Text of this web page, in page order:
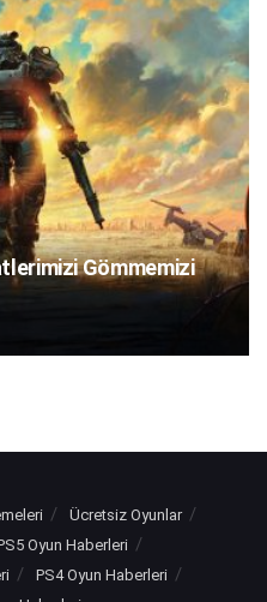
Gömmemizi
Ücretsiz Oyunlar
Oyun Haberleri
PS4 Oyun Haberleri